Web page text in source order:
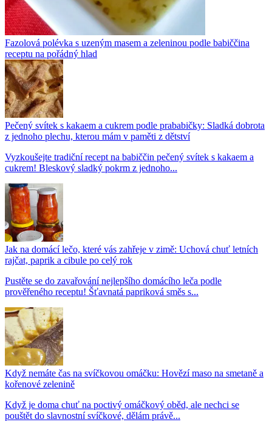
Fazolová polévka s uzeným masem a zeleninou podle babiččina
receptu na pořádný hlad
Pečený svítek s kakaem a cukrem podle prababičky: Sladká dobrota
z jednoho plechu, kterou mám v paměti z dětství
Vyzkoušejte tradiční recept na babiččin pečený svítek s kakaem a
cukrem! Bleskový sladký pokrm z jednoho...
Jak na domácí lečo, které vás zahřeje v zimě: Uchová chuť letních
rajčat, paprik a cibule po celý rok
Pustěte se do zavařování nejlepšího domácího leča podle
prověřeného receptu! Šťavnatá papriková směs s...
Když nemáte čas na svíčkovou omáčku: Hovězí maso na smetaně a
kořenové zelenině
Když je doma chuť na poctivý omáčkový oběd, ale nechci se
pouštět do slavnostní svíčkové, dělám právě...